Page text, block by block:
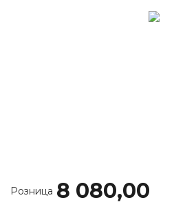
Розница 8 080,00